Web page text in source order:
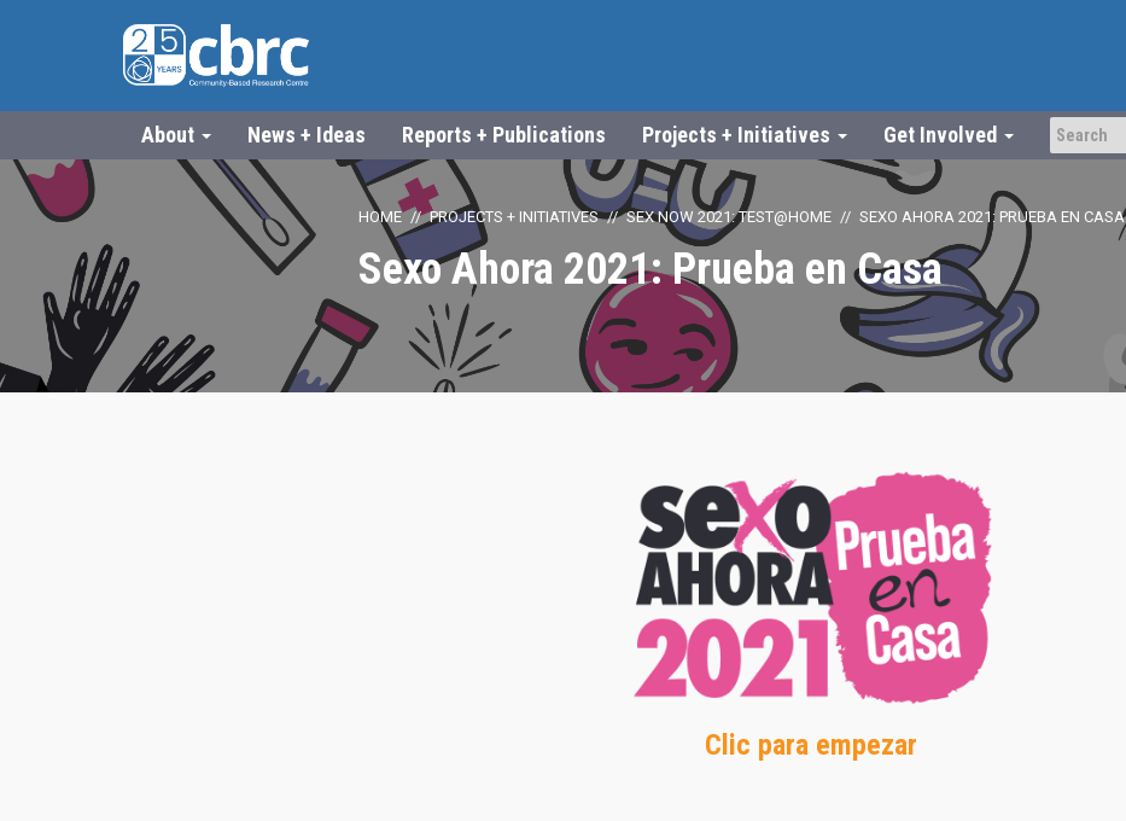
About News + Ideas Reports + Publications Projects + Initiatives Get Involved
HOME PROJECTS + INITIATIVES SEX NOW 2021: TEST@HOME SEXO AHORA 2021: PRUEBA EN CASA
Sexo Ahora 2021: Prueba en Casa
Clic para empezar